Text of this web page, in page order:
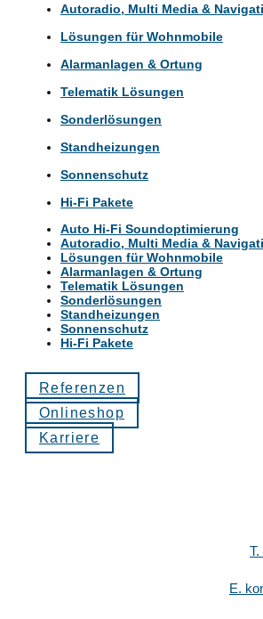
Autoradio, Multi Media &
Lösungen für Wohnmobile
Alarmanlagen & Ortung
Telematik Lösungen
Sonderlösungen
Standheizungen
Sonnenschutz
Hi-Fi Pakete
Auto Hi-Fi Soundoptimierung
Autoradio, Multi Media &
Lösungen für Wohnmobile
Alarmanlagen & Ortung
Telematik Lösungen
Sonderlösungen
Standheizungen
Sonnenschutz
Hi-Fi Pakete
Referenzen
Onlineshop
Karriere
E.